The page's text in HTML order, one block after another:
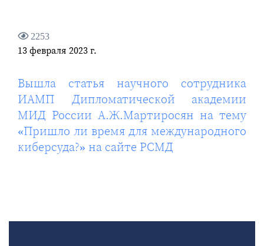
2253
13 февраля 2023 г.
Вышла статья научного сотрудника
ИАМП Дипломатической академии
МИД России А.Ж.Мартиросян на тему
«Пришло ли время для международного
киберсуда?» на сайте РСМД